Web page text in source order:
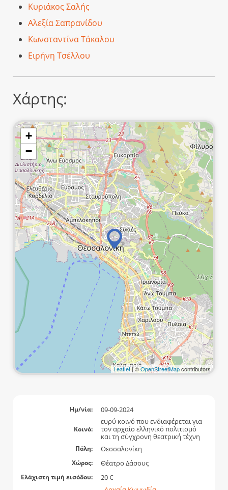
Κυριάκος Σαλής
Αλεξία Σαπρανίδου
Κωνσταντίνα Τάκαλου
Ειρήνη Τσέλλου
Χάρτης:
+
−
Leaflet| ©OpenStreetMapcontributors
Ημ/νία: 09-09-2024
Κοινό:
ευρύ κοινό που ενδιαφέρεται για
τον αρχαίο ελληνικό πολιτισμό
και τη σύγχρονη θεατρική τέχνη
Πόλη: Θεσσαλονίκη
Χώρος: Θέατρο Δάσους
Ελάχιστη τιμή εισόδου:
20 €